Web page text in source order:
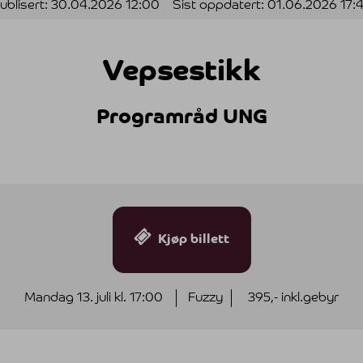
30.04.2026 12:00 Sist oppdatert: 01.06.2026
Vepsestikk
Programråd UNG
Kjøp billett
Mandag 13. juli kl. 17:00 Fuzzy 395,- inkl.gebyr